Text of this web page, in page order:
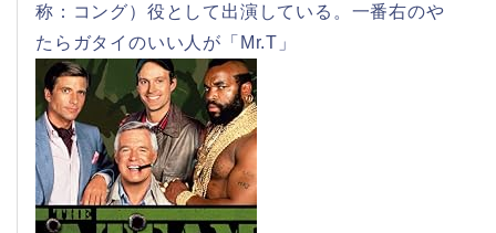
称：コング）役として出演している。一番右のや
たらガタイのいい人が「Mr.T」